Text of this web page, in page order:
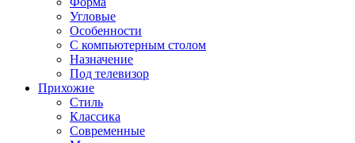
Угловые
Особенности
С компьютерным столом
Назначение
Под телевизор
Прихожие
Стиль
Классика
Современные